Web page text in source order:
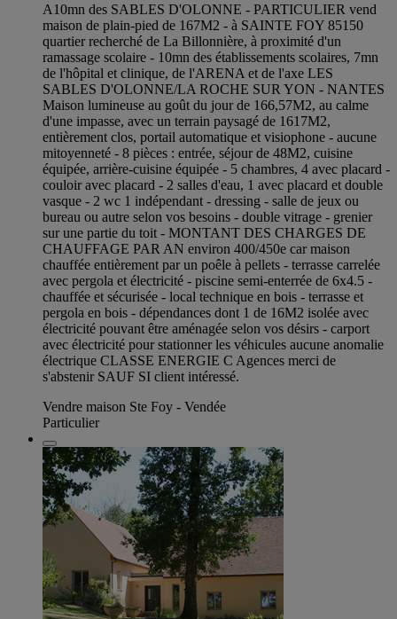
A10mn des SABLES D'OLONNE - PARTICULIER vend
maison de plain-pied de 167M2 - à SAINTE FOY 85150
quartier recherché de La Billonnière, à proximité d'un
ramassage scolaire - 10mn des établissements scolaires, 7mn
de l'hôpital et clinique, de l'ARENA et de l'axe LES
SABLES D'OLONNE/LA ROCHE SUR YON - NANTES
Maison lumineuse au goût du jour de 166,57M2, au calme
d'une impasse, avec un terrain paysagé de 1617M2,
entièrement clos, portail automatique et visiophone - aucune
mitoyenneté - 8 pièces : entrée, séjour de 48M2, cuisine
équipée, arrière-cuisine équipée - 5 chambres, 4 avec placard -
couloir avec placard - 2 salles d'eau, 1 avec placard et double
vasque - 2 wc 1 indépendant - dressing - salle de jeux ou
bureau ou autre selon vos besoins - double vitrage - grenier
sur une partie du toit - MONTANT DES CHARGES DE
CHAUFFAGE PAR AN environ 400/450e car maison
chauffée entièrement par un poêle à pellets - terrasse carrelée
avec pergola et électricité - piscine semi-enterrée de 6x4.5 -
chauffée et sécurisée - local technique en bois - terrasse et
pergola en bois - dépendances dont 1 de 16M2 isolée avec
électricité pouvant être aménagée selon vos désirs - carport
avec électricité pour stationner les véhicules aucune anomalie
électrique CLASSE ENERGIE C Agences merci de
s'abstenir SAUF SI client intéressé.
Vendre maison Ste Foy - Vendée
Particulier